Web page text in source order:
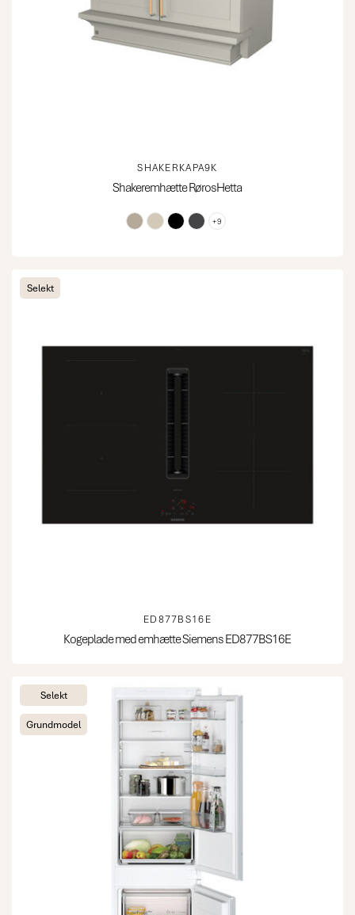
SHAKERKAPA9K
Shakeremhætte RørosHetta
+9
Selekt
ED877BS16E
Kogeplade med emhætte Siemens ED877BS16E
Selekt
Grundmodel